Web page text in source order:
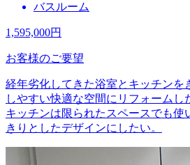
バスルーム
1,595,000円
お客様のご要望
経年劣化してきた浴室とキッチンを
しやすい快適な空間にリフォームし
キッチンは限られたスペースでも使
きりとしたデザインにしたい。